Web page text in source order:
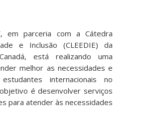
em parceria com a Cátedra
e Inclusão (CLEEDIE) da
está realizando uma
melhor as necessidades e
internacionais no
é desenvolver serviços
para atender às necessidades